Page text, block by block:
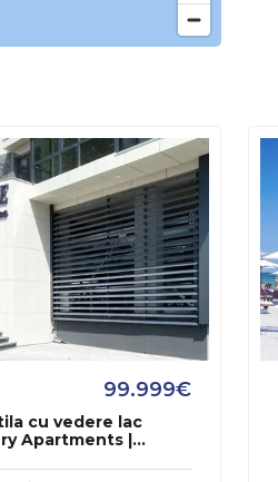
cu vedere lac
Apartments |
99.999€